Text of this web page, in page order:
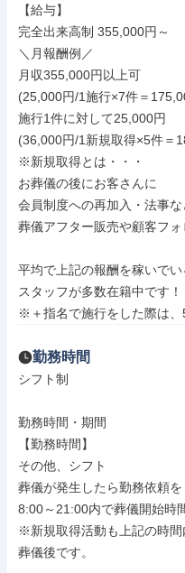
【給与】
完全出来高制 355,000円～
＼月報酬例／
月収355,000円以上可
(25,000円/1施行×7件＝
施行1件に対して25,000円
(36,000円/1新規取得×5件＝
※新規取得とは・・・
お葬儀の後にお客さんに
会員制度への再加入・法事な
葬儀アフター販売や顧客フォ
平均で上記の報酬を稼いでい
スタッフが多数在籍中です！
※＋指名で施行をした際は、
勤務時間
シフト制
勤務時間・期間
【勤務時間】
その他、シフト
葬儀が発生したら勤務依頼を
8:00～21:00内で葬儀開始時
※新規取得活動も上記の時間
葬儀後です。